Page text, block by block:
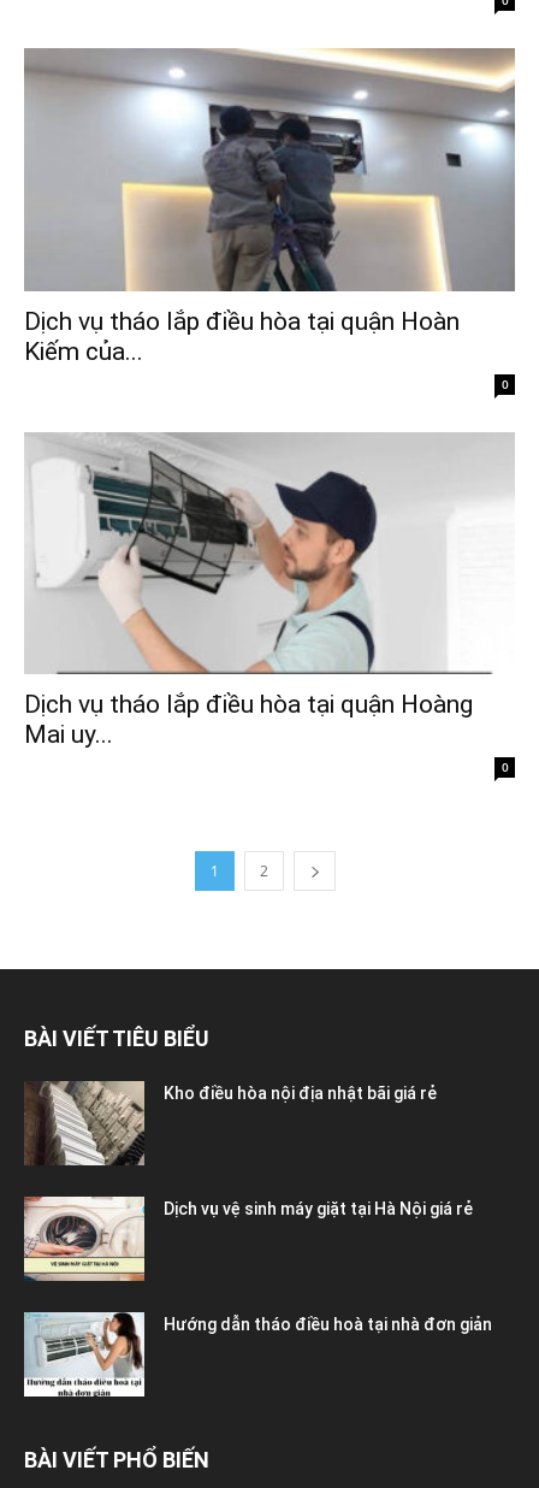
Dịch vụ tháo lắp điều hòa tại quận Hoàn
Kiếm của...
0
Dịch vụ tháo lắp điều hòa tại quận Hoàng
Mai uy...
0
1 2
BÀI VIẾT TIÊU BIỂU
Kho điều hòa nội địa nhật bãi giá rẻ
Dịch vụ vệ sinh máy giặt tại Hà Nội giá rẻ
Hướng dẫn tháo điều hoà tại nhà đơn giản
BÀI VIẾT PHỔ BIẾN